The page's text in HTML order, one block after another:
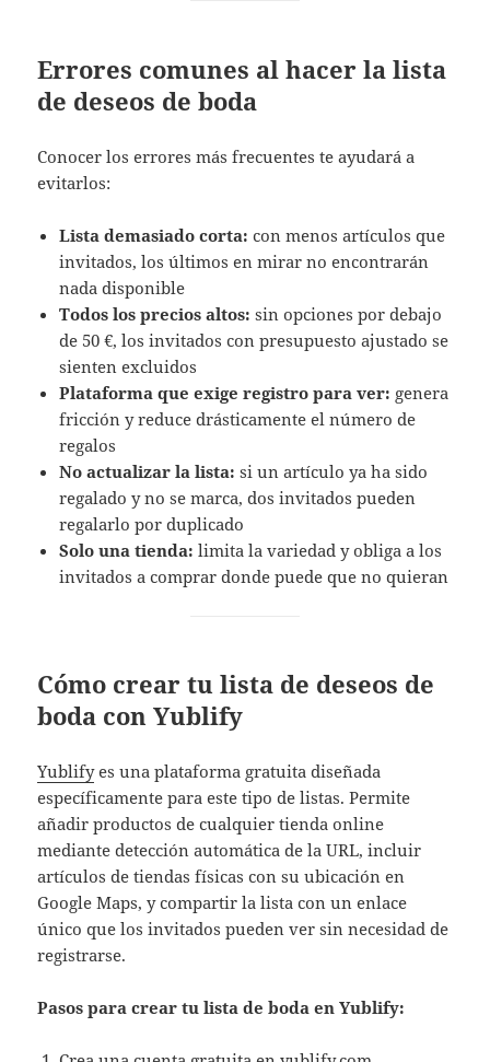
Errores comunes al hacer la lista
de deseos de boda
Conocer los errores más frecuentes te ayudará a
evitarlos:
Lista demasiado corta: con menos artículos que
invitados, los últimos en mirar no encontrarán
nada disponible
Todos los precios altos: sin opciones por debajo
de 50 €, los invitados con presupuesto ajustado se
sienten excluidos
Plataforma que exige registro para ver: genera
fricción y reduce drásticamente el número de
regalos
No actualizar la lista: si un artículo ya ha sido
regalado y no se marca, dos invitados pueden
regalarlo por duplicado
Solo una tienda: limita la variedad y obliga a los
invitados a comprar donde puede que no quieran
Cómo crear tu lista de deseos de
boda con Yublify
Yublifyes una plataforma gratuita diseñada
específicamente para este tipo de listas. Permite
añadir productos de cualquier tienda online
mediante detección automática de la URL, incluir
artículos de tiendas físicas con su ubicación en
Google Maps, y compartir la lista con un enlace
único que los invitados pueden ver sin necesidad de
registrarse.
Pasos para crear tu lista de boda en Yublify: